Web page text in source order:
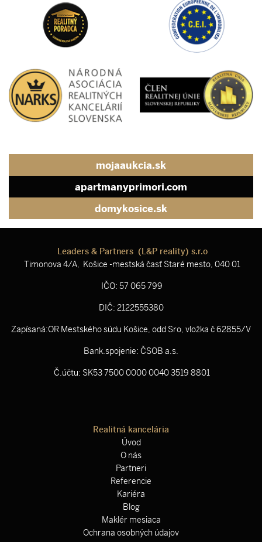
mojaaukcia.sk
apartmanyprimori.com
domykosice.sk
Leaders & Partners (L&P reality) s.r.o
Timonova 4/A, Košice -mestská časť Staré mesto, 040 01
IČO: 57 065 799
DIČ: 2122555380
Zapísaná:OR Mestského súdu Košice, odd Sro, vložka č 62855/V
Bank.spojenie: ČSOB a.s.
Č.účtu: SK53 7500 0000 0040 3519 8801
Realitná kancelária
Úvod
O nás
Partneri
Referencie
Kariéra
Blog
Maklér mesiaca
Ochrana osobných údajov